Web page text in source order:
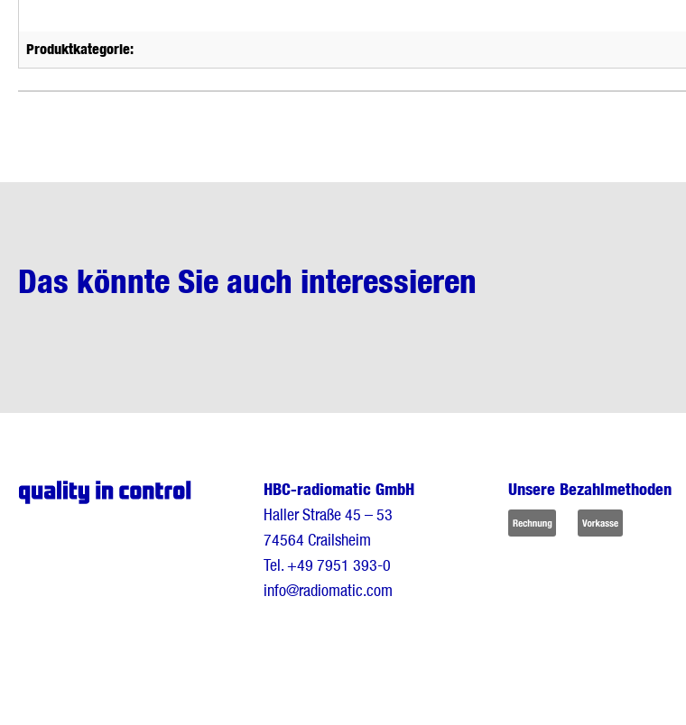
Produktkategorie:
Das könnte Sie auch interessieren
HBC-radiomatic GmbH
Haller Straße 45 – 53
74564 Crailsheim
Tel.+49 7951 393-0
info@radiomatic.com
Unsere Bezahlmethoden